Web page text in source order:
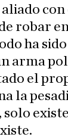
robar
ha
arma
el
la